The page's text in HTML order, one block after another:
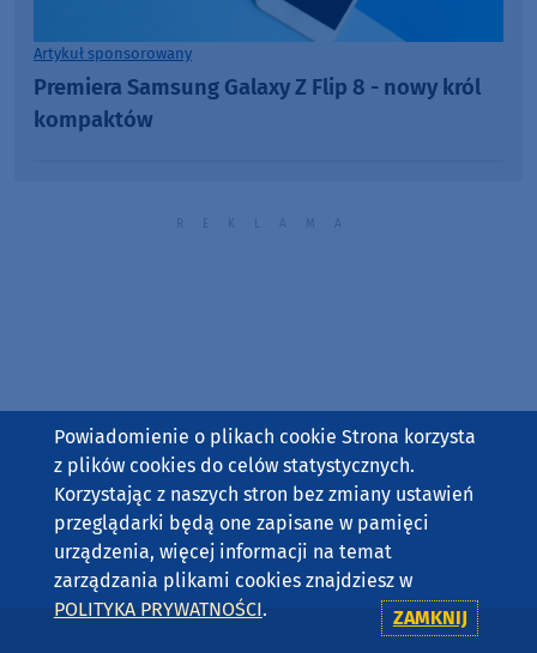
Artykuł sponsorowany
Premiera Samsung Galaxy Z Flip 8 - nowy król
kompaktów
Powiadomienie o plikach cookie Strona korzysta
z plików cookies do celów statystycznych.
Korzystając z naszych stron bez zmiany ustawień
przeglądarki będą one zapisane w pamięci
urządzenia, więcej informacji na temat
zarządzania plikami cookies znajdziesz w
POLITYKA PRYWATNOŚCI. ZAMKNIJ